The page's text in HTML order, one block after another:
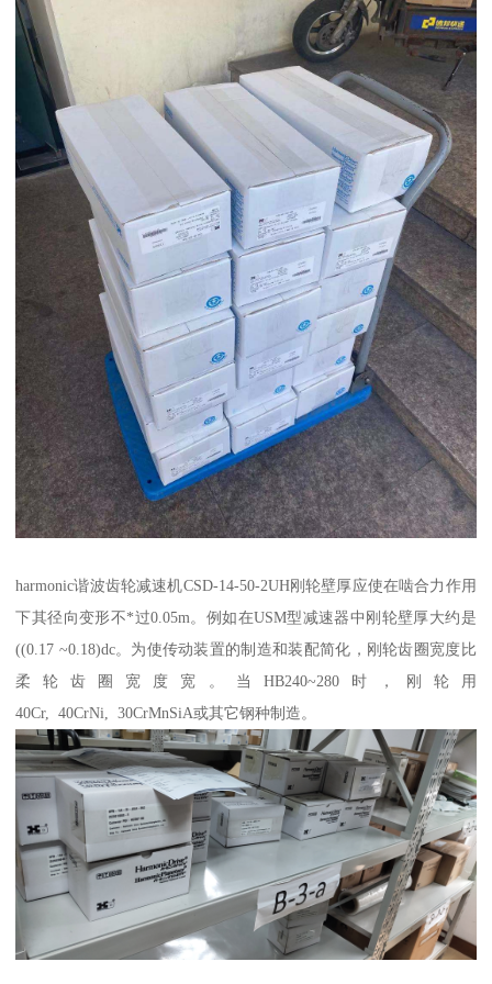
harmonic谐波齿轮减速机CSD-14-50-2UH刚轮壁厚应使在啮合力作用
下其径向变形不*过0.05m。例如在USM型减速器中刚轮壁厚大约是
((0.17 ~0.18)dc。为使传动装置的制造和装配简化，刚轮齿圈宽度比
柔轮齿圈宽度宽。当HB240~280时，刚轮用
40Cr, 40CrNi, 30CrMnSiA或其它钢种制造。